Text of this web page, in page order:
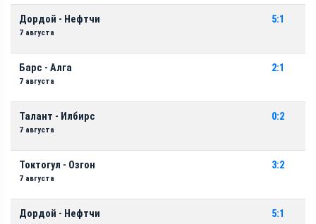
Дордой - Нефтчи
7 августа
5:1
Барс - Алга
7 августа
2:1
Талант - Илбирс
7 августа
0:2
Токтогул - Озгон
7 августа
3:2
Дордой - Нефтчи 5:1